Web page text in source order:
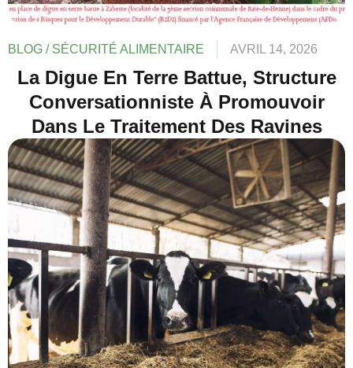
BLOG / SÉCURITÉ ALIMENTAIRE AVRIL 14, 2026
La Digue En Terre Battue, Structure
Conversationniste À Promouvoir
Dans Le Traitement Des Ravines